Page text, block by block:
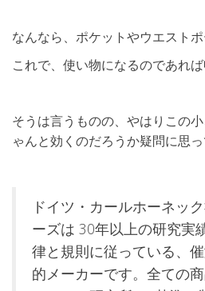
なんなら、ポケットやウエストポ
これで、使い物になるのであれば
そうは言うものの、やはりこの
ゃんと効くのだろうか疑問に思っ
ドイツ・カールホーネッ
ーズは 30年以上の研究実
律と規則に従っている、
的メーカーです。全ての